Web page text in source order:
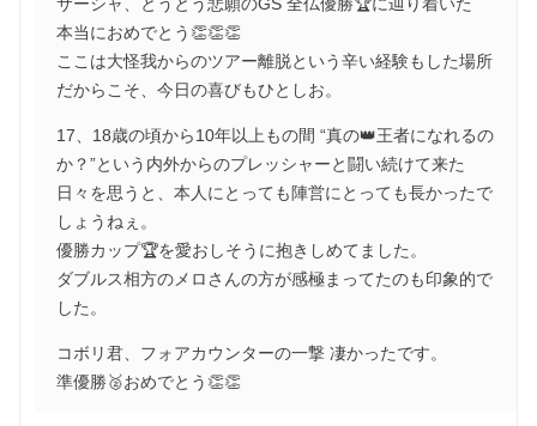
本当におめでとう👏👏👏
ここは大怪我からのツアー離脱という辛い経験もした場所
だからこそ、今日の喜びもひとしお。
17、18歳の頃から10年以上もの間 “真の👑王者になれるの
か？”という内外からのプレッシャーと闘い続けて来た
日々を思うと、本人にとっても陣営にとっても長かったで
しょうねぇ。
優勝カップ🏆を愛おしそうに抱きしめてました。
ダブルス相方のメロさんの方が感極まってたのも印象的で
した。
コボリ君、フォアカウンターの一撃 凄かったです。
準優勝🥈おめでとう👏👏